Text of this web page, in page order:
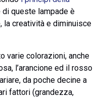
di queste lampade è
la creatività e diminuisce
varie colorazioni, anche
l’arancione ed il rosso
da poche decine a
fattori (grandezza,